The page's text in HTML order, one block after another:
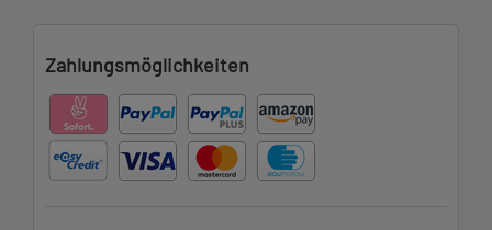
Zahlungsmöglichkeiten